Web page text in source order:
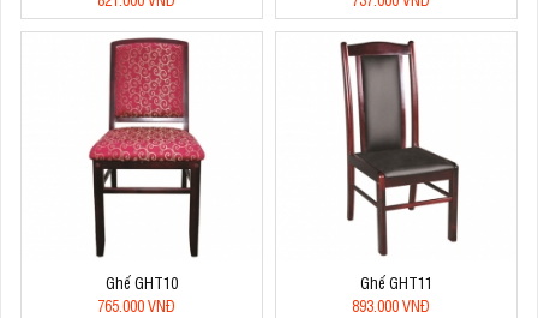
Ghế GHT10
765.000 VNĐ
Ghế GHT11
893.000 VNĐ